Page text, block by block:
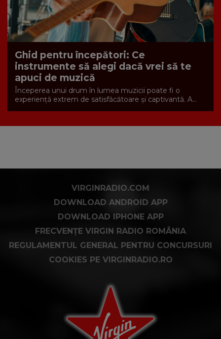
Ghid pentru începători: Ce
instrumente să alegi dacă vrei să te
apuci de muzică
Începerea unui drum în lumea muzicii poate fi o
experiență extrem de satisfăcătoare și captivantă. A...
VIRGINRADIO.COM
DOWNLOAD ANDROID APP
DOWNLOAD IPHONE APP
FRECVENȚE VIRGIN RADIO ROMÂNIA
REGULAMENTUL GENERAL PENTRU CONCURSURI
COOKIES PE VIRGINRADIO.RO